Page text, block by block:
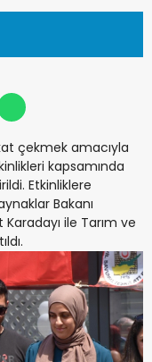
çekmek amacıyla
kapsamında
Etkinliklere
Bakanı
ile Tarım ve